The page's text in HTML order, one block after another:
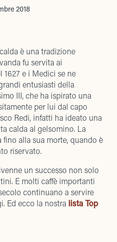
2018
è una tradizione
fu servita ai
1627 e i Medici se ne
entusiasti della
III, che ha ispirato una
per lui dal capo
Redi, infatti ha ideato una
calda al gelsomino. La
alla sua morte, quando è
riservato.
un successo non solo
E molti caffè importanti
continuano a servire
Ed ecco la nostra lista Top